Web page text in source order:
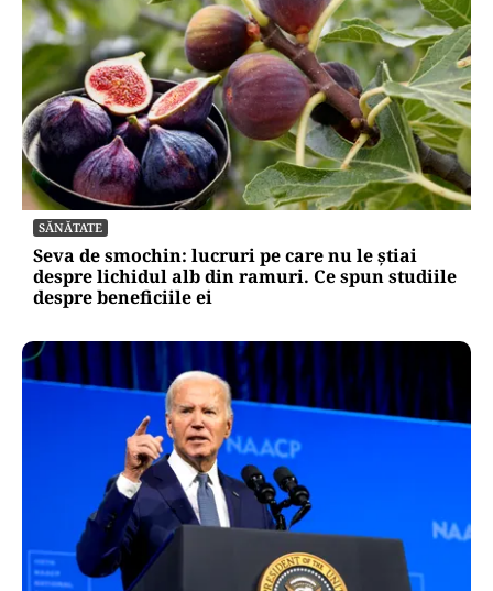
SĂNĂTATE
Seva de smochin: lucruri pe care nu le știai
despre lichidul alb din ramuri. Ce spun studiile
despre beneficiile ei